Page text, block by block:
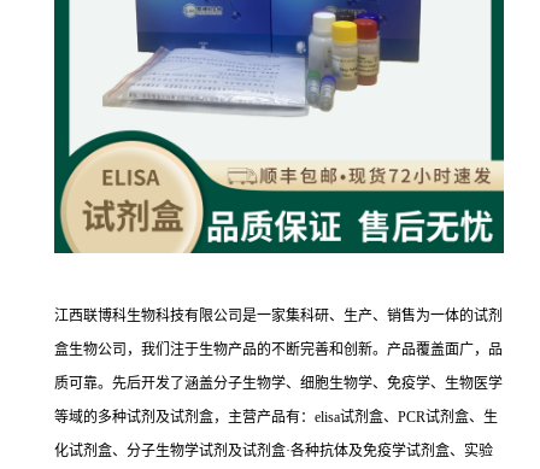
江西联博科生物科技有限公司是一家集科研、生产、销售为一体的试剂
盒生物公司，我们注于生物产品的不断完善和创新。产品覆盖面广，品
质可靠。先后开发了涵盖分子生物学、细胞生物学、免疫学、生物医学
等域的多种试剂及试剂盒，主营产品有：elisa试剂盒、PCR试剂盒、生
化试剂盒、分子生物学试剂及试剂盒·各种抗体及免疫学试剂盒、实验